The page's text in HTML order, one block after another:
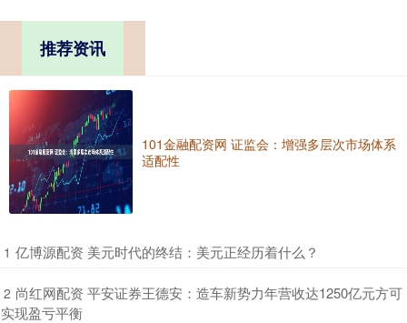
推荐资讯
101金融配资网 证监会：增强多层次市场体系
适配性
1 ​亿博源配资 美元时代的终结：美元正经历着什么？
2 ​尚红网配资 平安证券王德安：造车新势力年营收达1250亿元方可
实现盈亏平衡